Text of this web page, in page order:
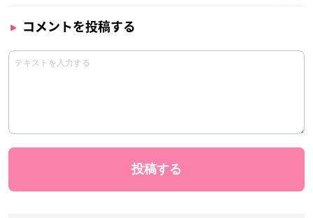
コメントを投稿する